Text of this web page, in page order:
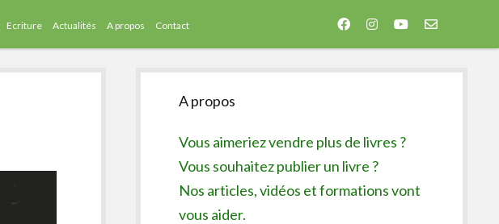
Ecriture Actualités A propos Contact facebookinstagram
youtubeemail-
Sidebar
A propos
Vous aimeriez vendre plus de livres ?
Vous souhaitez publier un livre ?
Nos articles, vidéos et formations vont
vous aider.